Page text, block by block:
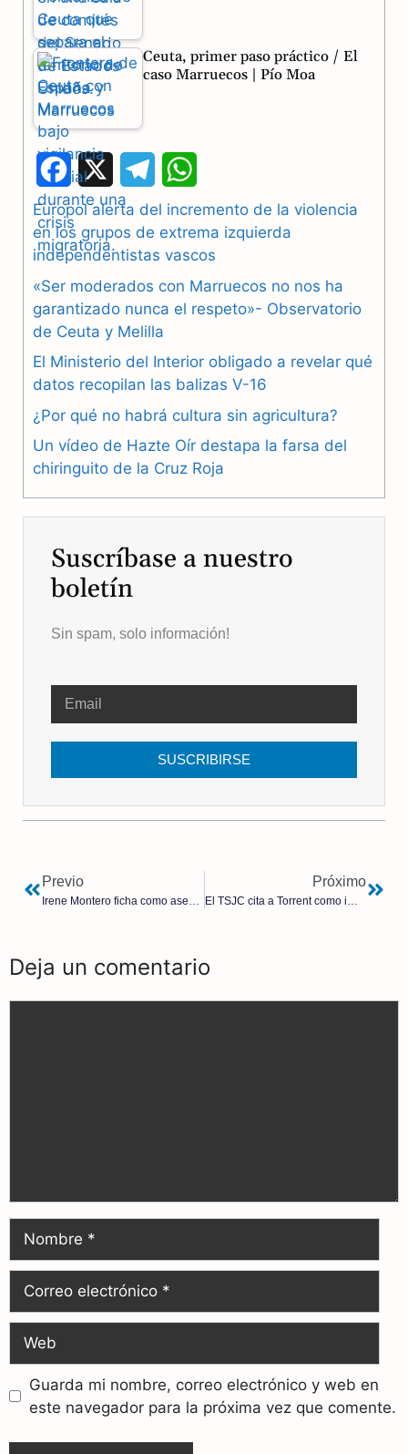
Ceuta, primer paso práctico / El
caso Marruecos | Pío Moa
F
a
c
b
o
o
k
e
g
r
a
m
h
a
s
p
p
Europol alerta del incremento de la violencia
en los grupos de extrema izquierda
independentistas vascos
«Ser moderados con Marruecos no nos ha
garantizado nunca el respeto»- Observatorio
de Ceuta y Melilla
El Ministerio del Interior obligado a revelar qué
datos recopilan las balizas V-16
¿Por qué no habrá cultura sin agricultura?
Un vídeo de Hazte Oír destapa la farsa del
chiringuito de la Cruz Roja
Suscríbase a nuestro
boletín
Sin spam, solo información!
SUSCRIBIRSE
Previo Próximo
Deja un comentario
Guarda mi nombre, correo electrónico y web en
este navegador para la próxima vez que comente.